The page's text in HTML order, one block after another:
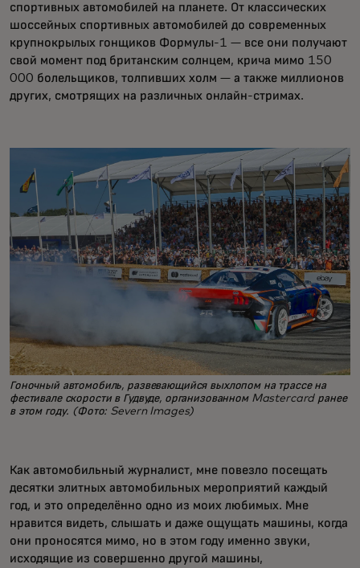
спортивных автомобилей на планете. От классических
шоссейных спортивных автомобилей до современных
крупнокрылых гонщиков Формулы-1 — все они получают
свой момент под британским солнцем, крича мимо 150
000 болельщиков, толпивших холм — а также миллионов
других, смотрящих на различных онлайн-стримах.
Гоночный автомобиль, развевающийся выхлопом на трассе на
фестивале скорости в Гудвуде, организованном Mastercard ранее
в этом году. (Фото: Severn Images)
Как автомобильный журналист, мне повезло посещать
десятки элитных автомобильных мероприятий каждый
год, и это определённо одно из моих любимых. Мне
нравится видеть, слышать и даже ощущать машины, когда
они проносятся мимо, но в этом году именно звуки,
исходящие из совершенно другой машины,